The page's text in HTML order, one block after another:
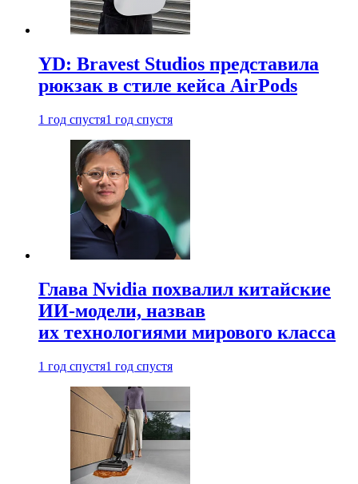
YD: Bravest Studios представила
рюкзак в стиле кейса AirPods
1 год спустя1 год спустя
Глава Nvidia похвалил китайские
ИИ-модели, назвав
их технологиями мирового класса
1 год спустя1 год спустя